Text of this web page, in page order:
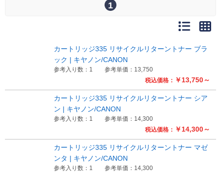
ログアウト
Myページ 見積書 お気に入り
1
税込価格： ￥13,750～
カートリッジ335 リサイクルリターントナー ブラ
ック | キヤノン/CANON
参考入り数：1 参考単価：13,750
税込価格： ￥14,300～
カートリッジ335 リサイクルリターントナー シア
ン | キヤノン/CANON
参考入り数：1 参考単価：14,300
カートリッジ335 リサイクルリターントナー マゼ
ンタ | キヤノン/CANON
参考入り数：1 参考単価：14,300